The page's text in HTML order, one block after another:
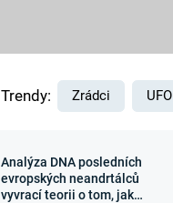
Výročí
Trendy: Zrádci UFO
Analýza DNA posledních
evropských neandrtálců
vyvrací teorii o tom, jak